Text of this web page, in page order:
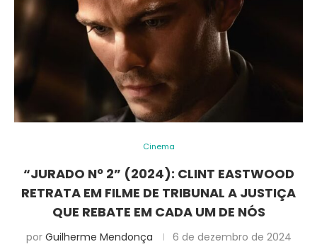
Cinema
“JURADO Nº 2” (2024): CLINT EASTWOOD
RETRATA EM FILME DE TRIBUNAL A JUSTIÇA
QUE REBATE EM CADA UM DE NÓS
por Guilherme Mendonça 6 de dezembro de 2024